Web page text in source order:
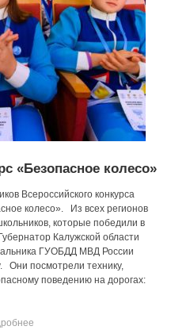
«Безопасное колесо»
Всероссийского конкурса
колесо». Из всех регионов
которые победили в
Калужской области
ГУОБДД МВД России
Они посмотрели технику,
поведению на дорогах: